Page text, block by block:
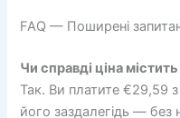
FAQ — Поширені
Чи справді ціна
Так. Ви платите €29,59
його заздалегідь — без